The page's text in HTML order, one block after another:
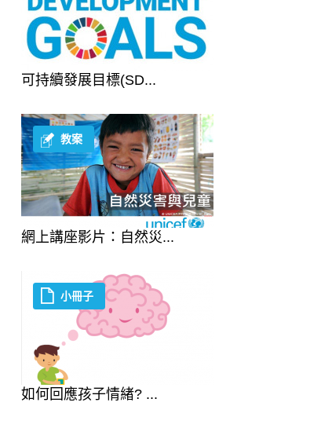
可持續發展目標(SD...
網上講座影片：自然災...
教案
如何回應孩子情緖? ...
小冊子